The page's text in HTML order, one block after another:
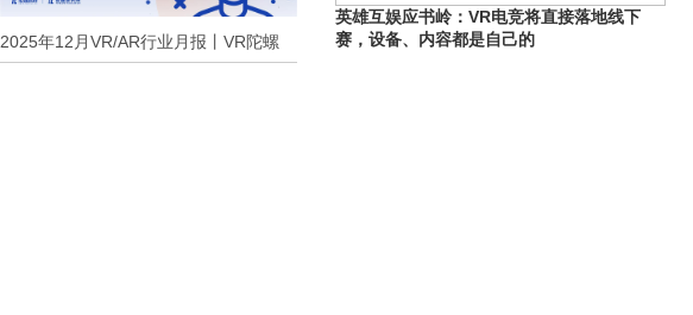
2025年12月VR/AR行业月报丨VR陀螺
英雄互娱应书岭：VR电竞将直接落地线下
赛，设备、内容都是自己的